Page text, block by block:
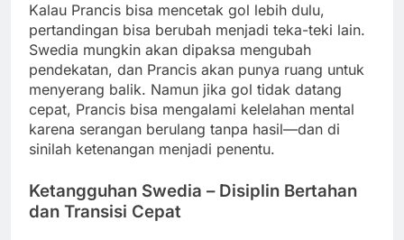
Kalau Prancis bisa mencetak gol lebih dulu,
pertandingan bisa berubah menjadi teka-teki lain.
Swedia mungkin akan dipaksa mengubah
pendekatan, dan Prancis akan punya ruang untuk
menyerang balik. Namun jika gol tidak datang
cepat, Prancis bisa mengalami kelelahan mental
karena serangan berulang tanpa hasil—dan di
sinilah ketenangan menjadi penentu.
Ketangguhan Swedia – Disiplin Bertahan
dan Transisi Cepat